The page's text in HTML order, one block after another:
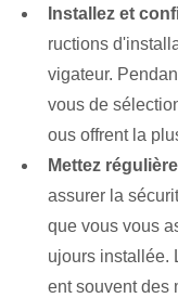
Installez et
ructions
vigateur.
vous de
ous offrent la
Mettez
assurer la
que vous vous
ujours installée.
ent souvent des